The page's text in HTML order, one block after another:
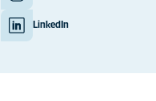
LinkedIn